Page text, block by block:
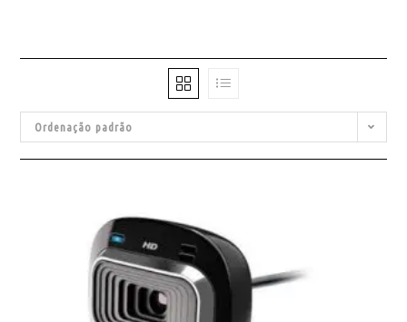
Ordenação padrão